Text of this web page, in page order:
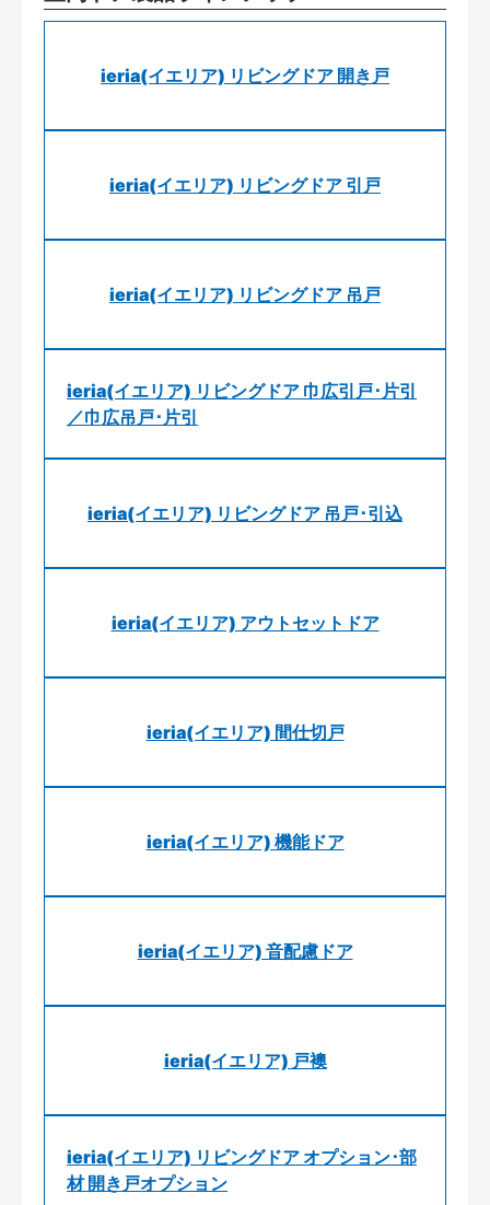
ieria(イエリア) リビングドア 開き戸
ieria(イエリア) リビングドア 引戸
ieria(イエリア) リビングドア 吊戸
ieria(イエリア) リビングドア 巾広引戸･片引
／巾広吊戸･片引
ieria(イエリア) リビングドア 吊戸･引込
ieria(イエリア) アウトセットドア
ieria(イエリア) 間仕切戸
ieria(イエリア) 機能ドア
ieria(イエリア) 音配慮ドア
ieria(イエリア) 戸襖
ieria(イエリア) リビングドア オプション･部
材 開き戸オプション